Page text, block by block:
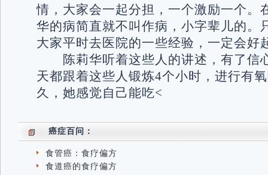
情，大家会一起分担，一个激励一个。
华的病简直就不叫作病，小字辈儿的。
大家平时去医院的一些经验，一定会好
陈莉华听着这些人的讲述，有了信
天都跟着这些人锻炼4个小时，进行有
久，她感觉自己能吃<
癌症百问：
食管癌：食疗偏方
食道癌的食疗偏方